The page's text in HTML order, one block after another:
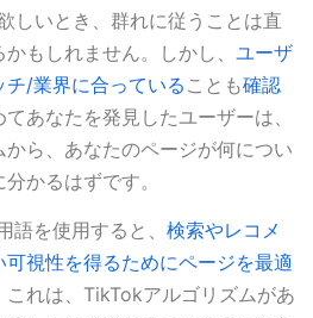
しいとき、群れに従うことは直
もしれません。しかし、 ユーザ
/業界に合っている ことも確認
あなたを発見したユーザーは、
ら、あなたのページが何につい
かるはずです。
を使用すると、 検索やレコメ
視性を得るためにページを最適
これは、TikTokアルゴリズムがあ